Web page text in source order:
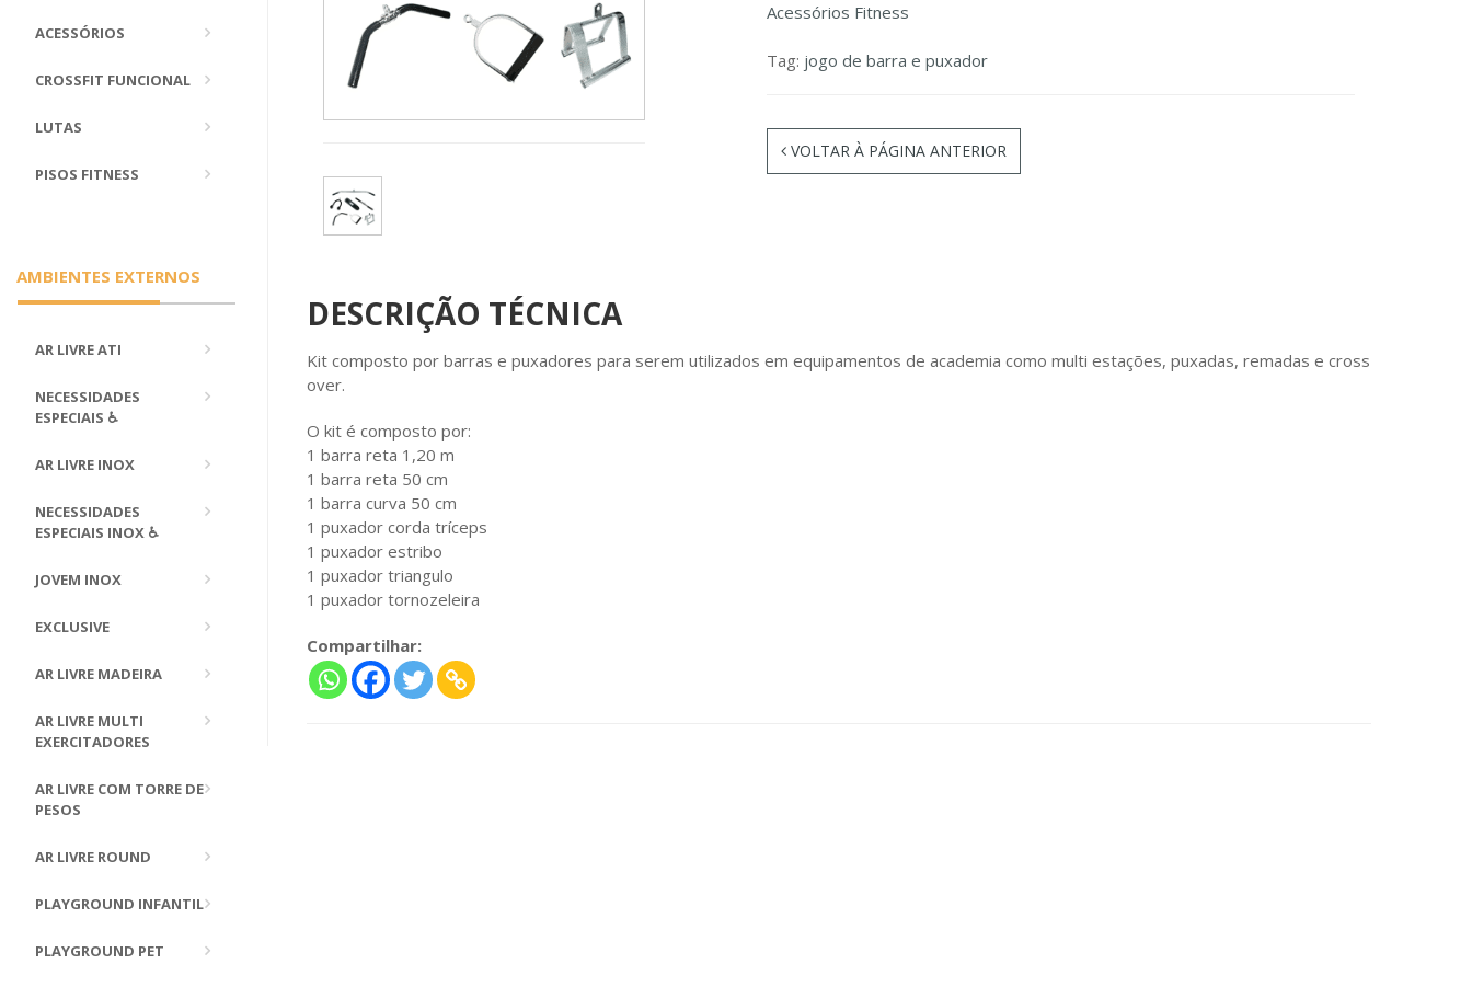
ACESSÓRIOS
CROSSFIT FUNCIONAL
LUTAS
PISOS FITNESS
AMBIENTES EXTERNOS
AR LIVRE ATI
NECESSIDADES
ESPECIAIS ♿
AR LIVRE INOX
NECESSIDADES
ESPECIAIS INOX ♿
JOVEM INOX
EXCLUSIVE
AR LIVRE MADEIRA
AR LIVRE MULTI
EXERCITADORES
AR LIVRE COM TORRE DE
PESOS
AR LIVRE ROUND
PLAYGROUND INFANTIL
PLAYGROUND PET
Acessórios Fitness
Tag: jogo de barra e puxador
VOLTAR À PÁGINA ANTERIOR
DESCRIÇÃO TÉCNICA
Kit composto por barras e puxadores para serem utilizados em equipamentos de academia como multi estações, puxadas, remadas e cross
over.
O kit é composto por:
1 barra reta 1,20 m
1 barra reta 50 cm
1 barra curva 50 cm
1 puxador corda tríceps
1 puxador estribo
1 puxador triangulo
1 puxador tornozeleira
Compartilhar: